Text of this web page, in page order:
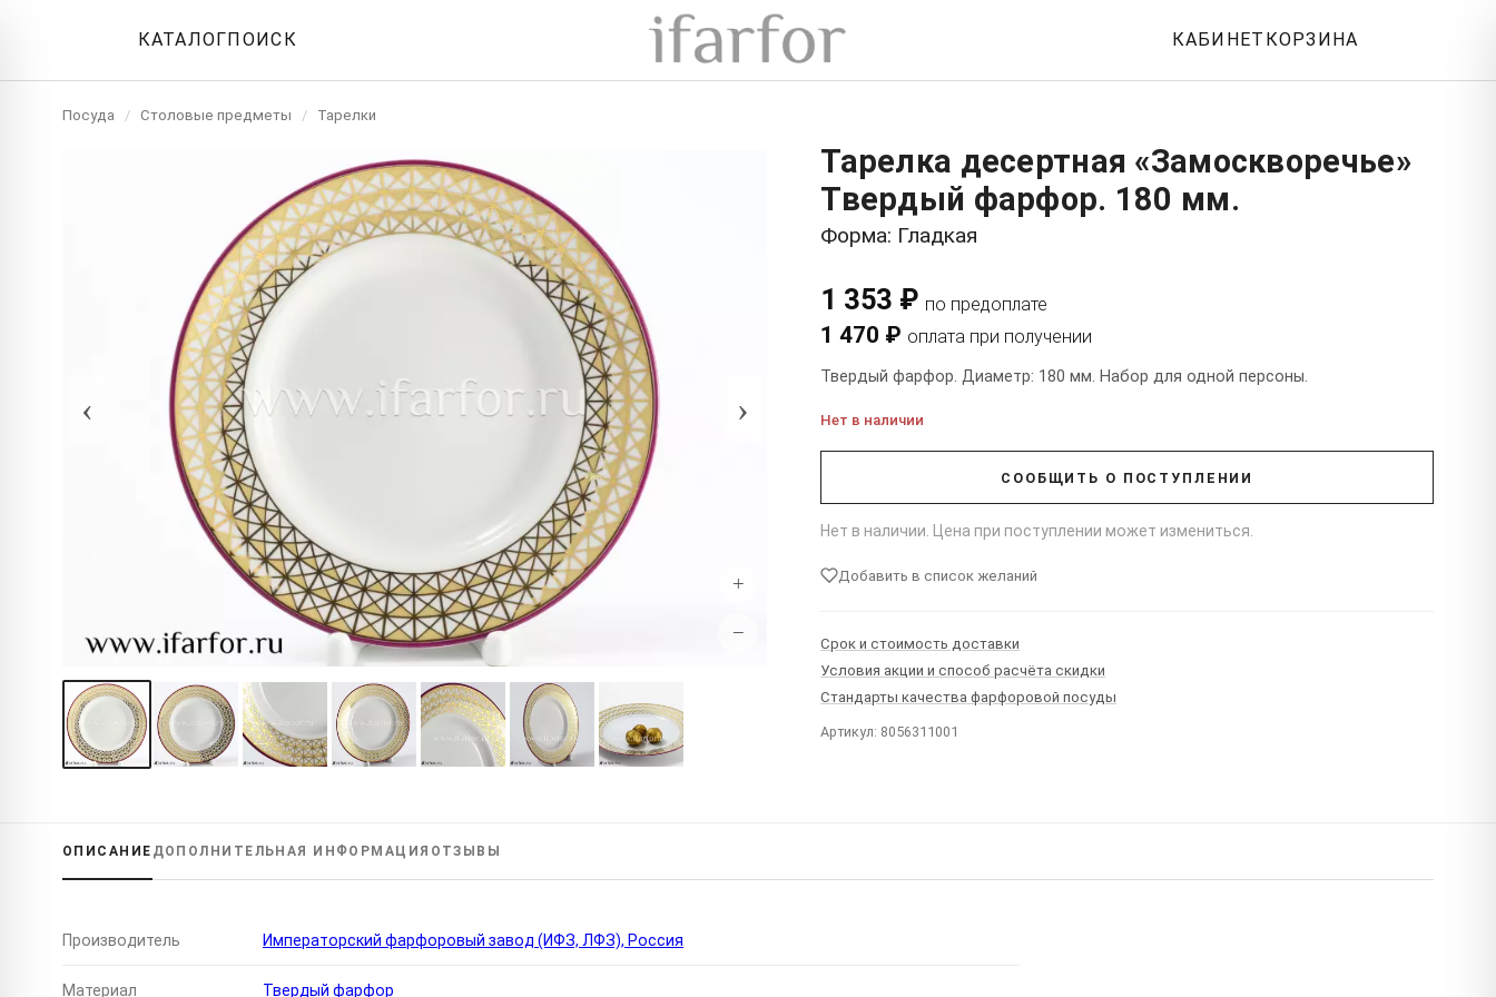
КАТАЛОГПОИСК КАБИНЕТ КОРЗИНА
Посуда / Столовые предметы / Тарелки
‹ ›
+
−
Тарелка десертная «Замоскворечье»
Твердый фарфор. 180 мм.
Форма: Гладкая
1 353 ₽ по предоплате
1 470 ₽ оплата при получении
Твердый фарфор. Диаметр: 180 мм. Набор для одной персоны.
Нет в наличии
СООБЩИТЬ О ПОСТУПЛЕНИИ
Нет в наличии. Цена при поступлении может измениться.
Добавить в список желаний
Срок и стоимость доставки
Условия акции и способ расчёта скидки
Стандарты качества фарфоровой посуды
Артикул: 8056311001
ОПИСАНИЕ ДОПОЛНИТЕЛЬНАЯ ИНФОРМАЦИЯ ОТЗЫВЫ
Производитель Императорский фарфоровый завод (ИФЗ, ЛФЗ), Россия
Материал Твердый фарфор